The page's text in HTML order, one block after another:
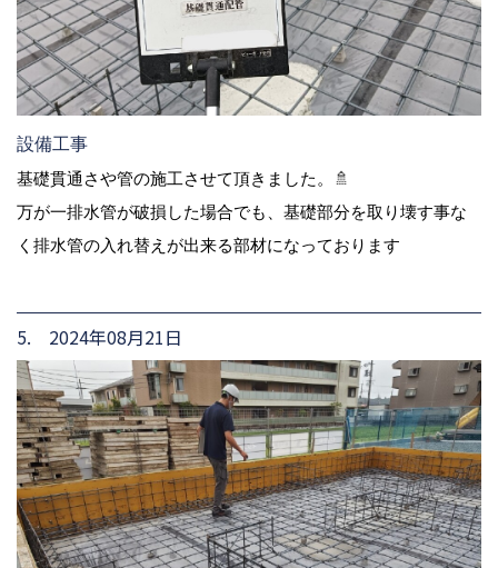
設備工事
基礎貫通さや管の施工させて頂きました。🚿
万が一排水管が破損した場合でも、基礎部分を取り壊す事な
く排水管の入れ替えが出来る部材になっております
5. 2024年08月21日